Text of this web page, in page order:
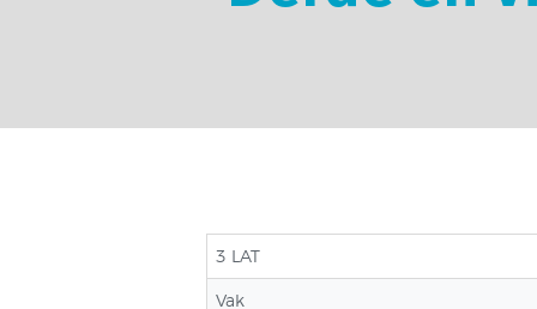
3 LAT
Vak